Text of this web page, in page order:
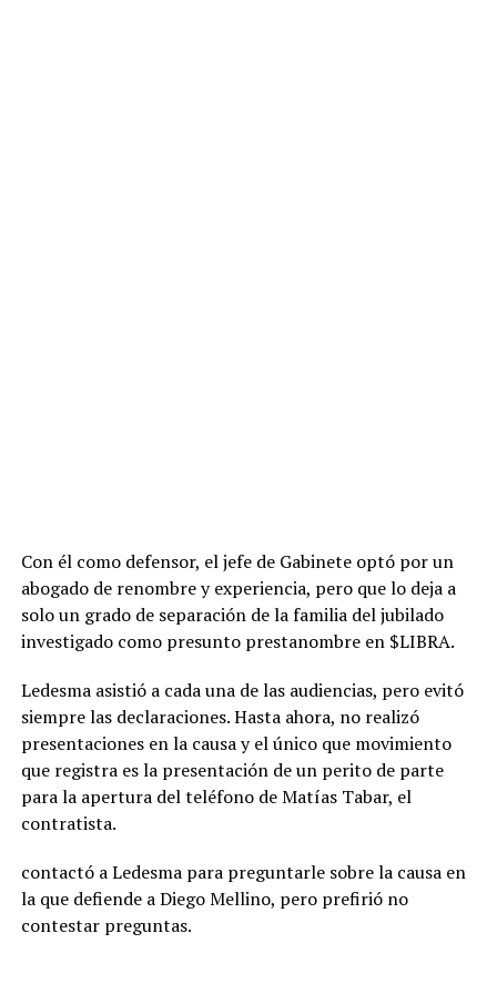
Con él como defensor, el jefe de Gabinete optó por un
abogado de renombre y experiencia, pero que lo deja a
solo un grado de separación de la familia del jubilado
investigado como presunto prestanombre en $LIBRA.
Ledesma asistió a cada una de las audiencias, pero evitó
siempre las declaraciones. Hasta ahora, no realizó
presentaciones en la causa y el único que movimiento
que registra es la presentación de un perito de parte
para la apertura del teléfono de Matías Tabar, el
contratista.
contactó a Ledesma para preguntarle sobre la causa en
la que defiende a Diego Mellino, pero prefirió no
contestar preguntas.